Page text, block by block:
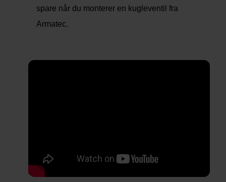
spare når du monterer en kugleventil fra
Armatec.